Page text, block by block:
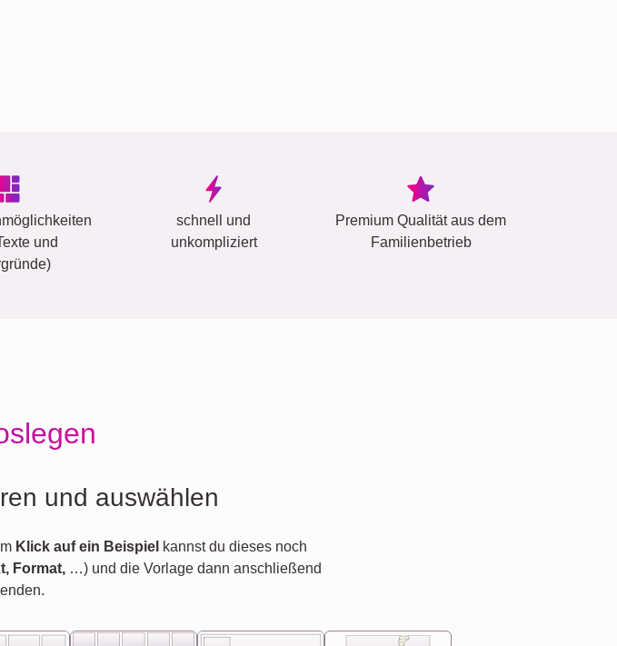
und
schnell und
unkompliziert
Premium Qualität aus dem
Familienbetrieb
und auswählen
Klick auf ein Beispiel kannst du dieses noch
Format, …) und die Vorlage dann anschließend